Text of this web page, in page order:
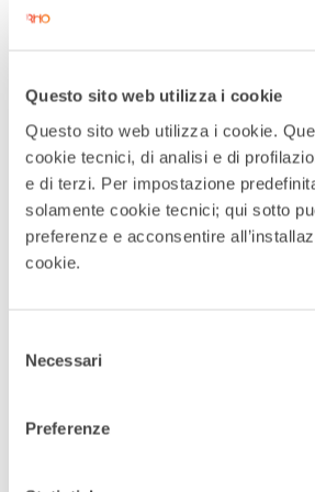
Questo sito web utilizza i cookie
Questo sito web utilizza i cookie.
cookie tecnici, di analisi e di
e di terzi. Per impostazione
solamente cookie tecnici; qui sotto
preferenze e acconsentire
cookie.
delNecessari
Preferenze
Tags: DJ SET , GIOVEDÌ
IGEME BROS , PIAZZA SAN